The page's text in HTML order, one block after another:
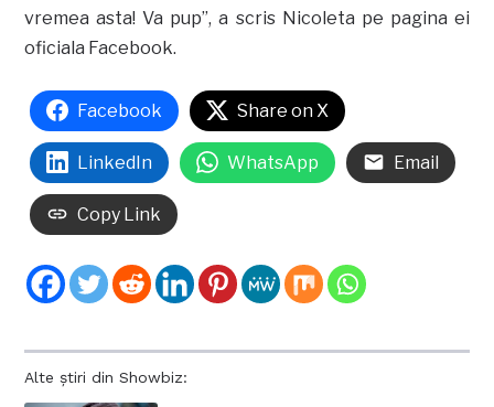
Alte știri din Showbiz:
vremea asta! Va pup”, a scris Nicoleta pe pagina ei
oficiala Facebook.
Facebook Share on X
LinkedIn WhatsApp Email
Copy Link